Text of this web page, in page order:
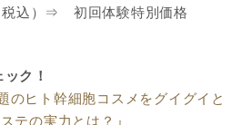
込）⇒ 初回体験特別価格
ク！
のヒト幹細胞コスメをグイグイと
テの実力とは？』